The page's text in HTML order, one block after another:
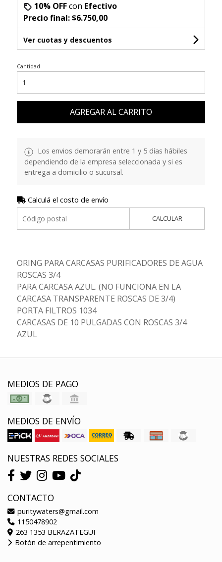
10% OFFcon Efectivo
Precio final:$6.750,00
Ver cuotas y descuentos
Cantidad
AGREGAR AL CARRITO
Los envios demorarán entre 1 y 5 días hábiles
dependiendo de la empresa seleccionada y si es
entrega a domicilio o sucursal.
Calculá el costo de envío
CALCULAR
ORING PARA CARCASAS PURIFICADORES DE AGUA
ROSCAS 3/4
PARA CARCASA AZUL. (NO FUNCIONA EN LA
CARCASA TRANSPARENTE ROSCAS DE 3/4)
PORTA FILTROS 1034
CARCASAS DE 10 PULGADAS CON ROSCAS 3/4
AZUL
MEDIOS DE PAGO
MEDIOS DE ENVÍO
NUESTRAS REDES SOCIALES
CONTACTO
puritywaters@gmail.com
1150478902
263 1353 BERAZATEGUI
Botón de arrepentimiento